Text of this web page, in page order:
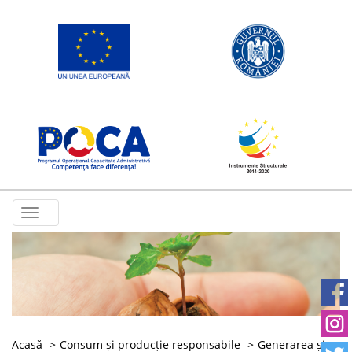
Toggle
navigation
Acasă Consum și producție responsabile
Generarea și